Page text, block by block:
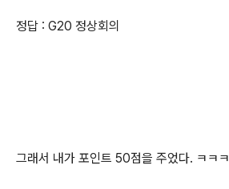
정답 : G20 정상회의
그래서 내가 포인트 50점을 주었다. ㅋㅋㅋ